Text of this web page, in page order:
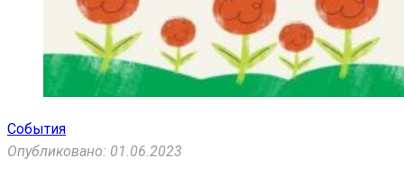
События
Опубликовано: 01.06.2023